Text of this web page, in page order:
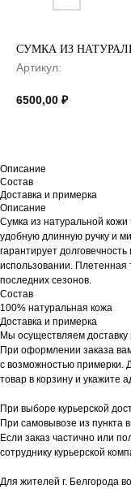
СУМКА ИЗ
Артикул:
6500,00 ₽
Описание
Состав
Доставка и примерка
Описание
Сумка из натуральной
удобную длинную ручку и
гарантирует
использовании. Плетенная
последних сезонов.
Состав
100% натуральная кожа
Доставка и примерка
Мы осуществляем доставку
При оформлении заказа
с возможностью примерки.
товар в корзину и укажите
При выборе курьерской
При самовывозе из пункта
Если заказ частично или
сотруднику курьерской
Для жителей г. Белгорода